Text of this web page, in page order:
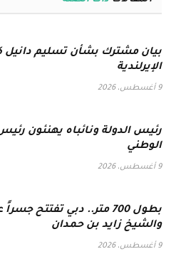
بيان مشترك بشأن تسليم دانيل
الإيرلندية
9 أغسطس، 2026
رئيس الدولة ونائباه يهنئون
الوطني
9 أغسطس، 2026
بطول 700 متر.. دبي تفتتح
والشيخ زايد بن حمدان
9 أغسطس، 2026